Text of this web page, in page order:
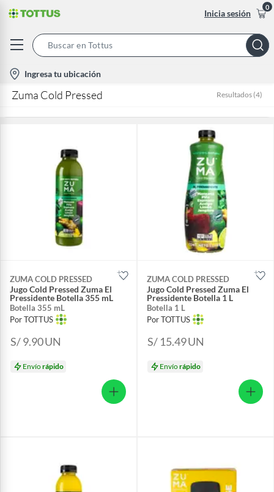
Inicia sesión
0
Bar
location-
icon
Ingresa tu ubicación
Zuma Cold Pressed Resultados (4)
ZUMA COLD PRESSED
Jugo Cold Pressed Zuma El
Pressidente Botella 355 mL
Botella 355 mL
Por TOTTUS
S/ 9.90UN
Envíorápido
ZUMA COLD PRESSED
Jugo Cold Pressed Zuma El
Pressidente Botella 1 L
Botella 1 L
Por TOTTUS
S/ 15.49UN
Envíorápido